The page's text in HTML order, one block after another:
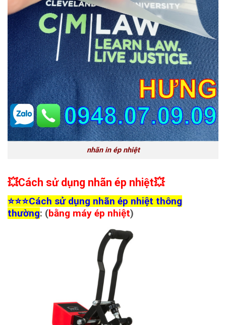
nhãn in ép nhiệt
💥Cách sử dụng nhãn ép nhiệt💥
⭐️⭐️⭐️Cách sử dụng nhãn ép nhiệt thông
thường: (bằng máy ép nhiệt)